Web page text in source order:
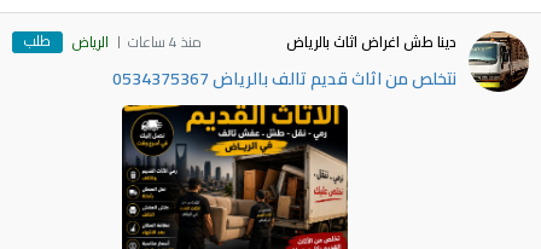
دينا طش اغراض اثاث بالرياض منذ 4 ساعات الرياض طلب
نتخلص من اثاث قديم تالف بالرياض 0534375367